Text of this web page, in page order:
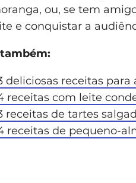
ou, se tem
e conquistar a
deliciosas receitas
receitas com leite
receitas de tartes
receitas de pequeno-